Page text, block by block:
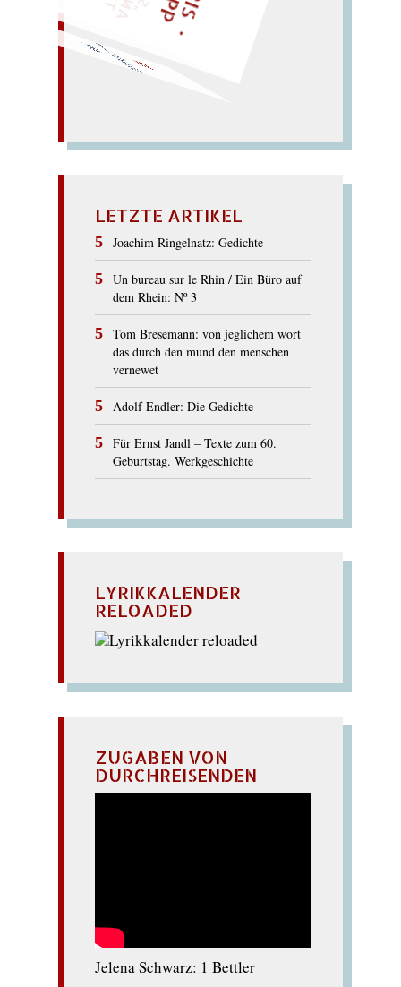
O
de d(r)o(h)t
mit und ohne
(E)hr(e).
LETZTE ARTIKEL
Joachim Ringelnatz: Gedichte
Un bureau sur le Rhin / Ein Büro auf
dem Rhein: Nº 3
Tom Bresemann: von jeglichem wort
das durch den mund den menschen
vernewet
Adolf Endler: Die Gedichte
Für Ernst Jandl – Texte zum 60.
Geburtstag. Werkgeschichte
LYRIKKALENDER
RELOADED
ZUGABEN VON
DURCHREISENDEN
Jelena Schwarz: 1 Bettler